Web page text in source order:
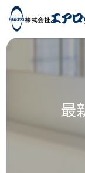
最